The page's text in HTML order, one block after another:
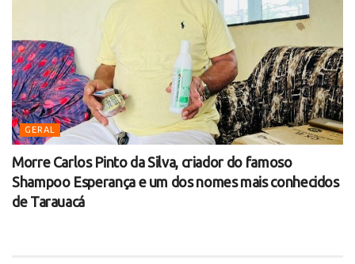
GERAL
Morre Carlos Pinto da Silva, criador do famoso
Shampoo Esperança e um dos nomes mais conhecidos
de Tarauacá